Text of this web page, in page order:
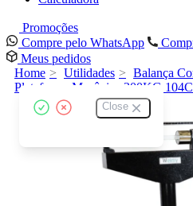
Promoções
Compre pelo WhatsApp
Meus pedidos
Close
Home Utilidades Balança
Plataforma Mecânica 300KG